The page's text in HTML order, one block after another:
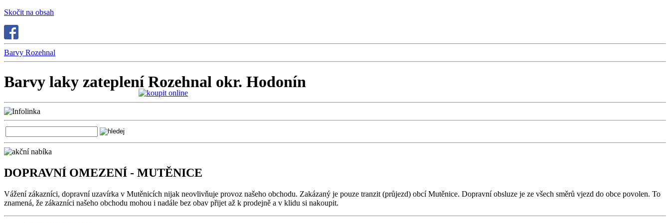
Skočit na obsah
Barvy Rozehnal
Barvy laky zateplení Rozehnal okr. Hodonín
DOPRAVNÍ OMEZENÍ - MUTĚNICE
Vážení zákazníci, dopravní uzavírka v Mutěnicích nijak neovlivňuje provoz našeho obchodu. Zakázaný je pouze tranzit (průjezd) obcí Mutěnice. Dopravní obsluze je ze všech směrů vjezd do obce povolen. To
znamená, že zákazníci našeho obchodu mohou i nadále bez obav přijet až k prodejně a v klidu si nakoupit.